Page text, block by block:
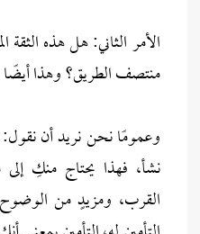
الأمر الثاني: هل هذه الثقة
منتصف الطريق؟ وهذا أيضًا
وعمومًا نحن نريد أن
نشأ، فهذا يحتاج منكِ
القرب، ومزيدٍ من